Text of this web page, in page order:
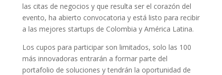
las citas de negocios y que resulta ser el corazón del
evento, ha abierto convocatoria y está listo para recibir
a las mejores startups de Colombia y América Latina.
Los cupos para participar son limitados, solo las 100
más innovadoras entrarán a formar parte del
portafolio de soluciones y tendrán la oportunidad de